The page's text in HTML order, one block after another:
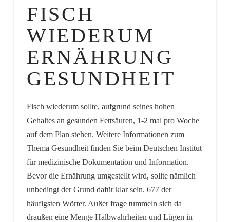
FISCH
WIEDERUM
ERNÄHRUNG
GESUNDHEIT
Fisch wiederum sollte, aufgrund seines hohen
Gehaltes an gesunden Fettsäuren, 1-2 mal pro Woche
auf dem Plan stehen. Weitere Informationen zum
Thema Gesundheit finden Sie beim Deutschen Institut
für medizinische Dokumentation und Information.
Bevor die Ernährung umgestellt wird, sollte nämlich
unbedingt der Grund dafür klar sein. 677 der
häufigsten Wörter. Außer frage tummeln sich da
draußen eine Menge Halbwahrheiten und Lügen in